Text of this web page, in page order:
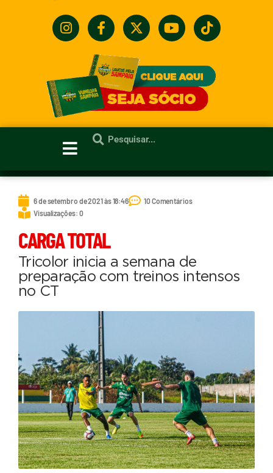
6 de setembro de 2021 às 18:46
10 Comentários
Visualizações: 0
CARGA TOTAL
Tricolor inicia a semana de
preparação com treinos intensos
no CT